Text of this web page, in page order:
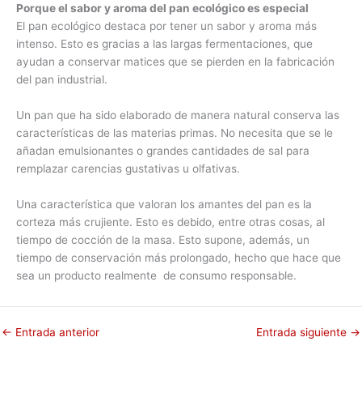
Porque el sabor y aroma del pan ecológico es especial
El pan ecológico destaca por tener un sabor y aroma más
intenso. Esto es gracias a las largas fermentaciones, que
ayudan a conservar matices que se pierden en la fabricación
del pan industrial.
Un pan que ha sido elaborado de manera natural conserva las
características de las materias primas. No necesita que se le
añadan emulsionantes o grandes cantidades de sal para
remplazar carencias gustativas u olfativas.
Una característica que valoran los amantes del pan es la
corteza más crujiente. Esto es debido, entre otras cosas, al
tiempo de cocción de la masa. Esto supone, además, un
tiempo de conservación más prolongado, hecho que hace que
sea un producto realmente de consumo responsable.
← Entrada anterior Entrada siguiente →